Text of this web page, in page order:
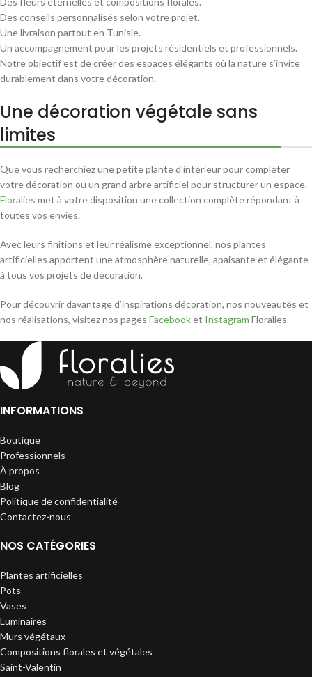
Des conseils personnalisés selon votre projet.
Une livraison partout en Tunisie.
Un accompagnement pour les projets résidentiels et professionnels.
Notre objectif est de créer des espaces élégants où la nature s’invite
durablement dans votre décoration.
Une décoration végétale sans
limites
Que vous recherchiez une petite plante d’intérieur pour compléter
votre décoration ou un grand arbre artificiel pour structurer un espace,
Floralies met à votre disposition une collection complète répondant à
toutes vos envies.
Avec leurs finitions et leur réalisme exceptionnel, nos plantes
artificielles apportent une atmosphère naturelle, apaisante et élégante
à tous vos projets de décoration.
Pour découvrir davantage d’inspirations décoration, nos nouveautés et
nos réalisations, visitez nos pages Facebooket Instagram Floralies
INFORMATIONS
Boutique
Professionnels
À propos
Blog
Politique de confidentialité
Contactez-nous
NOS CATÉGORIES
Plantes artificielles
Pots
Vases
Luminaires
Murs végétaux
Compositions florales et végétales
Saint-Valentin